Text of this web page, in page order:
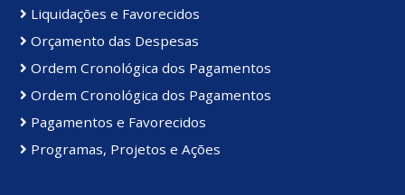
Liquidações e Favorecidos
Orçamento das Despesas
Ordem Cronológica dos Pagamentos
Ordem Cronológica dos Pagamentos
Pagamentos e Favorecidos
Programas, Projetos e Ações